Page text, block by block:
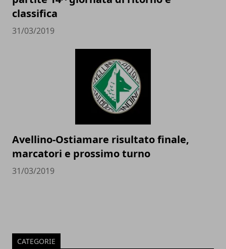
classifica
31/03/2019
Avellino-Ostiamare risultato finale,
marcatori e prossimo turno
31/03/2019
CATEGORIE